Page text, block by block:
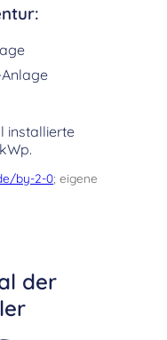
installierte
kWp.
by-2-0; eigene
der